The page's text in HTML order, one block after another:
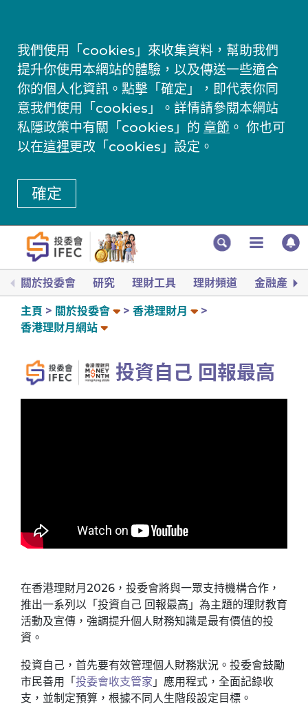
我們使用「cookies」來收集資料，幫助我們
提升你使用本網站的體驗，以及傳送一些適合
你的個人化資訊。點擊「確定」，即代表你同
意我們使用「cookies」。詳情請參閱本網站
私隱政策中有關「cookies」的 章節 。 你也可
以在這裡更改「cookies」設定。
確定
關於投委會 研究 理財工具 理財頻道 金融產品
主頁 關於投委會
香港理財月
香港理財月網站
投資自己 回報最高
在香港理財月2026，投委會將與一眾支持機構合作，
推出一系列以「投資自己 回報最高」為主題的理財教育
活動及宣傳，強調提升個人財務知識是最有價值的投
資。
投資自己，首先要有效管理個人財務狀況。投委會鼓勵
市民善用「投委會收支管家 」應用程式，全面記錄收
支，並制定預算，根據不同人生階段設定目標。